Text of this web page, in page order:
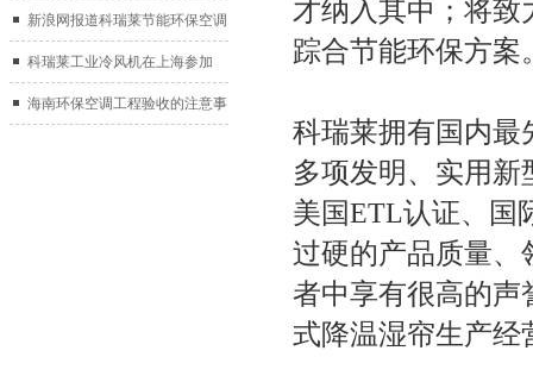
新浪网报道科瑞莱节能环保空调
扇
科瑞莱工业冷风机在上海参加
2017中国制冷展
海南环保空调工程验收的注意事
才纳入其中；将致
踪合节能环保方案
科瑞莱拥有国内最
多项发明、实用新
美国ETL认证、国
过硬的产品质量、
者中享有很高的声
式降温湿帘生产经